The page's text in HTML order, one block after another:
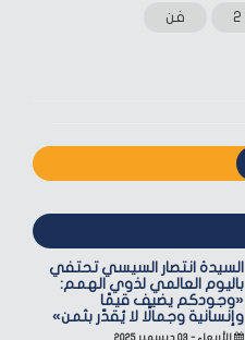
فن
السيدة انتصار السيسي تحتفي
باليوم العالمي لذوي الهمم:
«وجودكم يضيف قيمًا
وإنسانية وجمالًا لا يُقدّر بثمن»
الأربعاء - ٠٣ ديسمبر ٢٠٢٥